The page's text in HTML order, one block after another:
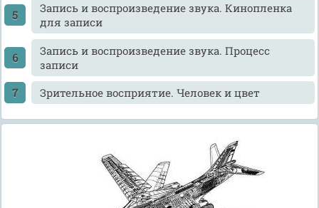
Запись и воспроизведение звука. Кинопленка
для записи
Запись и воспроизведение звука. Процесс
записи
Зрительное восприятие. Человек и цвет